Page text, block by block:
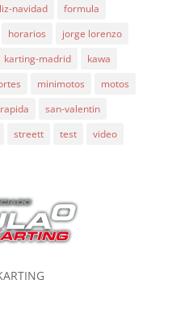
navidad
formula
horarios
jorge lorenzo
karting-madrid
kawa
minimotos
motos
rapida
san-valentin
streett test video